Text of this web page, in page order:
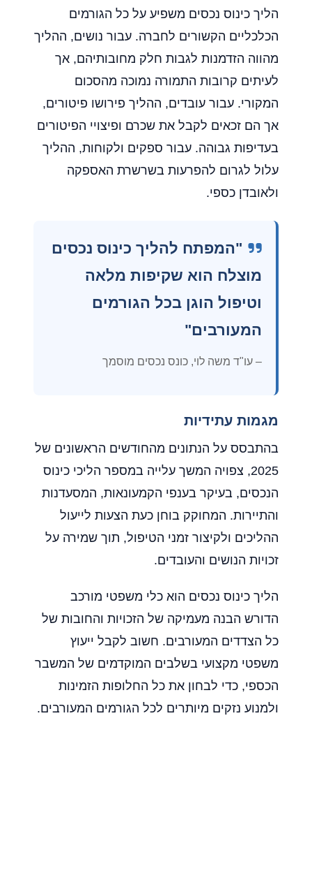
הליך כינוס נכסים משפיע על כל הגורמים
הכלכליים הקשורים לחברה. עבור נושים, ההליך
מהווה הזדמנות לגבות חלק מחובותיהם, אך
לעיתים קרובות התמורה נמוכה מהסכום
המקורי. עבור עובדים, ההליך פירושו פיטורים,
אך הם זכאים לקבל את שכרם ופיצויי הפיטורים
בעדיפות גבוהה. עבור ספקים ולקוחות, ההליך
עלול לגרום להפרעות בשרשרת האספקה
ולאובדן כספי.
"המפתח להליך כינוס נכסים
מוצלח הוא שקיפות מלאה
וטיפול הוגן בכל הגורמים
המעורבים"
– עו"ד משה לוי, כונס נכסים מוסמך
מגמות עתידיות
בהתבסס על הנתונים מהחודשים הראשונים של
2025, צפויה המשך עלייה במספר הליכי כינוס
הנכסים, בעיקר בענפי הקמעונאות, המסעדנות
והתיירות. המחוקק בוחן כעת הצעות לייעול
ההליכים ולקיצור זמני הטיפול, תוך שמירה על
זכויות הנושים והעובדים.
הליך כינוס נכסים הוא כלי משפטי מורכב
הדורש הבנה מעמיקה של הזכויות והחובות של
כל הצדדים המעורבים. חשוב לקבל ייעוץ
משפטי מקצועי בשלבים המוקדמים של המשבר
הכספי, כדי לבחון את כל החלופות הזמינות
ולמנוע נזקים מיותרים לכל הגורמים המעורבים.